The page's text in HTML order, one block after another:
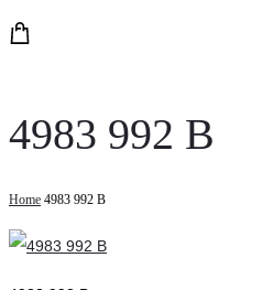
4983 992 B
Home 4983 992 B